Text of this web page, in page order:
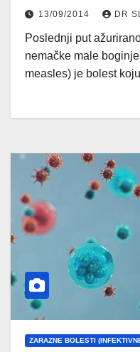
13/09/2014 DR
Poslednji put
nemačke male
measles) je bolest
ZARAZNE BOLESTI